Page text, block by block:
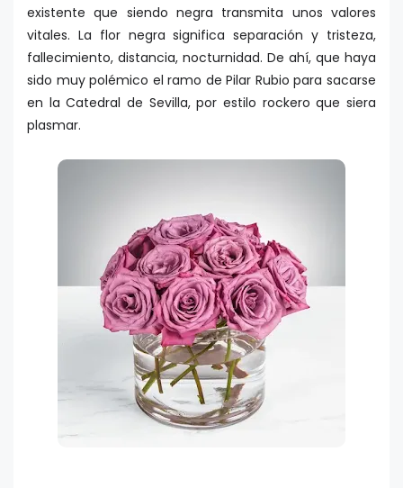
existente que siendo negra transmita unos valores
vitales. La flor negra significa separación y tristeza,
fallecimiento, distancia, nocturnidad. De ahí, que haya
sido muy polémico el ramo de Pilar Rubio para sacarse
en la Catedral de Sevilla, por estilo rockero que siera
plasmar.